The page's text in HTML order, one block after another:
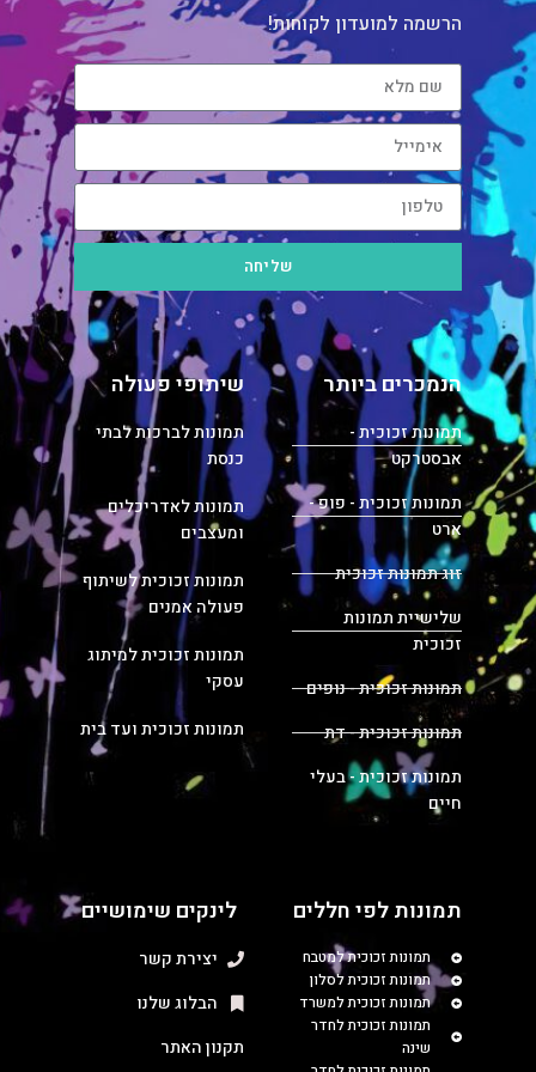
הרשמה למועדון לקוחות!
שליחה
הנמכרים ביותר
תמונות זכוכית -
אבסטרקט
תמונות זכוכית - פופ -
ארט
זוג תמונות זכוכית
שלישיית תמונות
זכוכית
תמונות זכוכית - נופים
תמונות זכוכית - דת
תמונות זכוכית - בעלי
חיים
שיתופי פעולה
תמונות לברכות לבתי
כנסת
תמונות לאדריכלים
ומעצבים
תמונות זכוכית לשיתוף
פעולה אמנים
תמונות זכוכית למיתוג
עסקי
תמונות זכוכית ועד בית
תמונות לפי חללים
תמונות זכוכית למטבח
תמונות זכוכית לסלון
תמונות זכוכית למשרד
תמונות זכוכית לחדר
שינה
לינקים שימושיים
יצירת קשר
הבלוג שלנו
תקנון האתר